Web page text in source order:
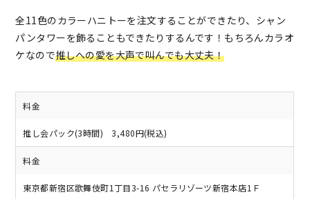
全11色のカラーハニトーを注文することができたり、シャン
パンタワーを飾ることもできたりするんです！もちろんカラオ
ケなので推しへの愛を大声で叫んでも大丈夫！
料金
推し会パック(3時間) 3,480円(税込)
料金
東京都新宿区歌舞伎町1丁目3-16 パセラリゾーツ新宿本店1Ｆ